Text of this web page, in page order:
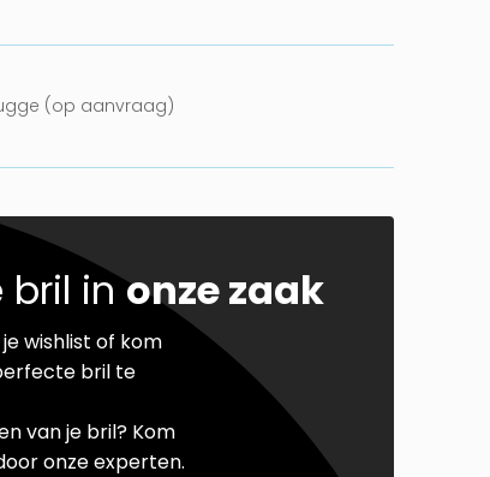
(op aanvraag)
bril inonze zaak
wishlist of kom
bril te
van je bril? Kom
onze experten.